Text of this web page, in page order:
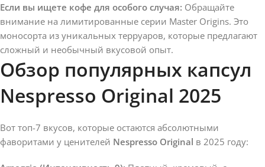
Если вы ищете кофе для особого случая: Обращайте
внимание на лимитированные серии Master Origins. Это
моносорта из уникальных терруаров, которые предлагают
сложный и необычный вкусовой опыт.
Обзор популярных капсул
Nespresso Original 2025
Вот топ-7 вкусов, которые остаются абсолютными
фаворитами у ценителей Nespresso Original в 2025 году: